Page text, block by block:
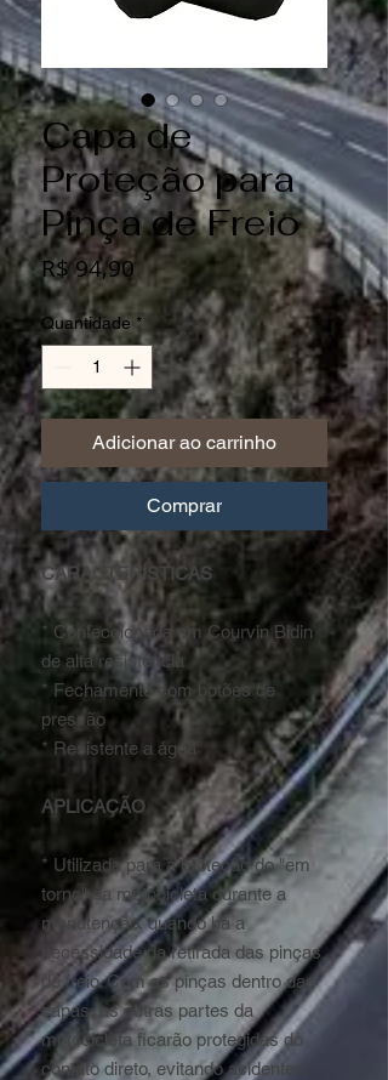
Capa de
Proteção para
Pinça de Freio
R$ 94,90Preço
Quantidade *
Adicionar ao carrinho
Comprar
CARACTERÍSTICAS
* Confeccionada em Courvin Bidin
de alta resistência
* Fechamento com botões de
pressão
* Resistente a água
APLICAÇÃO
* Utilizada para a proteção do "em
torno" da motocicleta durante a
manutenção, quando há a
necessidade da retirada das pinças
de freio. Com as pinças dentro das
capas, as outras partes da
motocicleta ficarão protegidas do
contato direto, evitando acidentes.